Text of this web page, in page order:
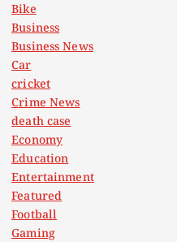
Bike
Business
Business News
Car
cricket
Crime News
death case
Economy
Education
Entertainment
Featured
Football
Gaming